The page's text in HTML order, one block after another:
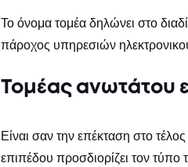
Το όνομα τομέα δηλώνει στο
πάροχος υπηρεσιών
Τομέας ανωτάτου
Είναι σαν την επέκταση στο
επιπέδου προσδιορίζει τον τύπο